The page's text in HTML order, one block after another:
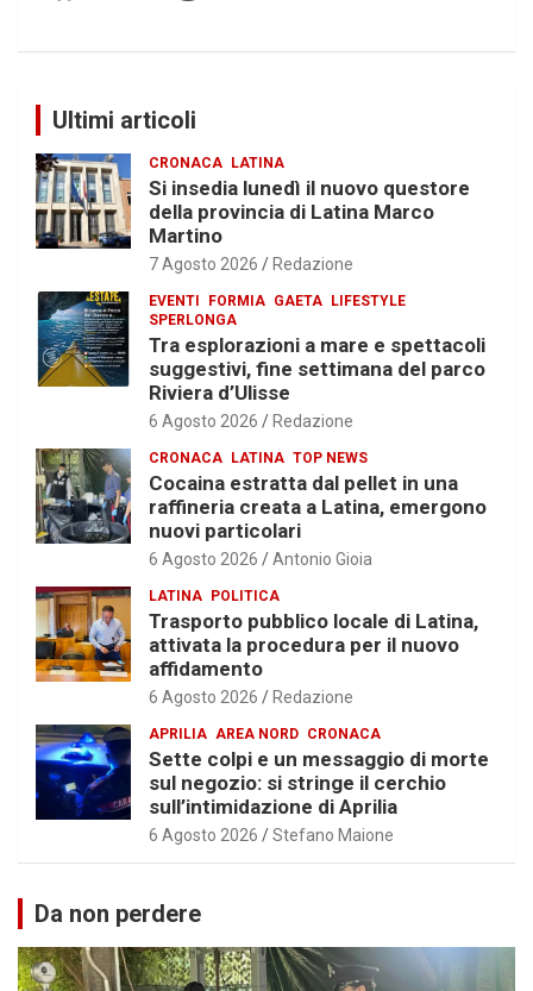
Ultimi articoli
CRONACA LATINA
Si insedia lunedì il nuovo questore
della provincia di Latina Marco
Martino
7 Agosto 2026 Redazione
EVENTI FORMIA GAETA LIFESTYLE
SPERLONGA
Tra esplorazioni a mare e spettacoli
suggestivi, fine settimana del parco
Riviera d’Ulisse
6 Agosto 2026 Redazione
CRONACA LATINA TOP NEWS
Cocaina estratta dal pellet in una
raffineria creata a Latina, emergono
nuovi particolari
6 Agosto 2026 Antonio Gioia
LATINA POLITICA
Trasporto pubblico locale di Latina,
attivata la procedura per il nuovo
affidamento
6 Agosto 2026 Redazione
APRILIA AREA NORD CRONACA
Sette colpi e un messaggio di morte
sul negozio: si stringe il cerchio
sull’intimidazione di Aprilia
6 Agosto 2026 Stefano Maione
Da non perdere